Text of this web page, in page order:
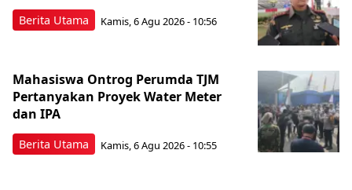
Berita Utama Kamis, 6 Agu 2026 - 10:56
Berita Utama
Mahasiswa Ontrog Perumda TJM
Pertanyakan Proyek Water Meter
dan IPA
Kamis, 6 Agu 2026 - 10:55